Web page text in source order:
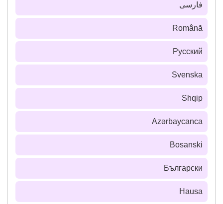
فارسى
Română
Русский
Svenska
Shqip
Azərbaycanca
Bosanski
Български
Hausa